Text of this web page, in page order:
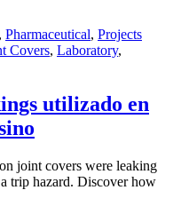
, Pharmaceutical, Projects
Covers, Laboratory,
utilizado en
joint covers were leaking
trip hazard. Discover how